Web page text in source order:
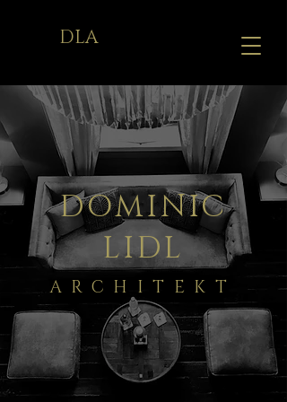
DLA
DOMINIC
LIDL
ARCHITEKT